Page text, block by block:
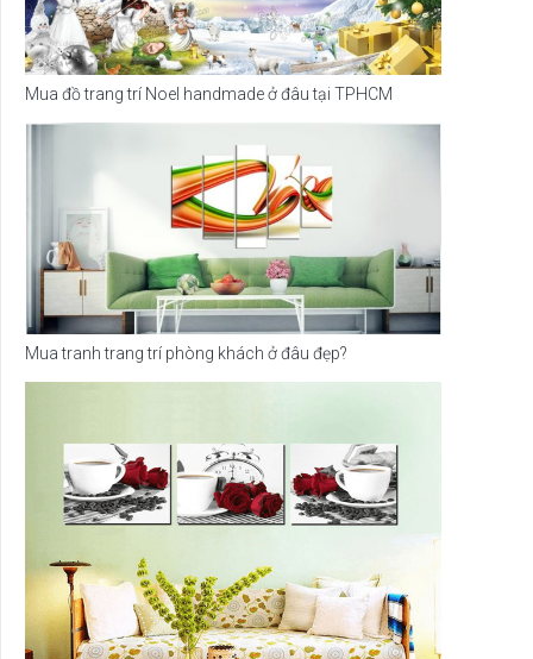
Mua đồ trang trí Noel handmade ở đâu tại TPHCM
Mua tranh trang trí phòng khách ở đâu đẹp?